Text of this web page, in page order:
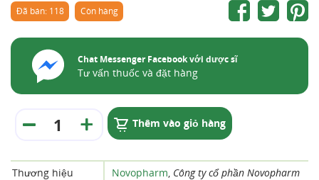
Đã bán: 118 Còn hàng
Chat Messenger Facebook với dược sĩ
Tư vấn thuốc và đặt hàng
Thêm vào giỏ hàng
Thương hiệu Novopharm, Công ty cổ phần Novopharm